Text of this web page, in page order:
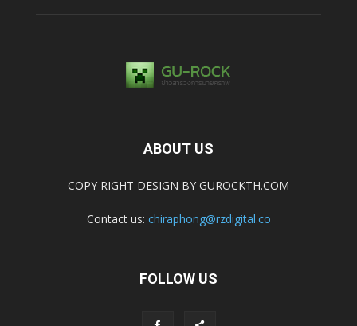
ABOUT US
COPY RIGHT DESIGN BY GUROCKTH.COM
Contact us: chiraphong@rzdigital.co
FOLLOW US